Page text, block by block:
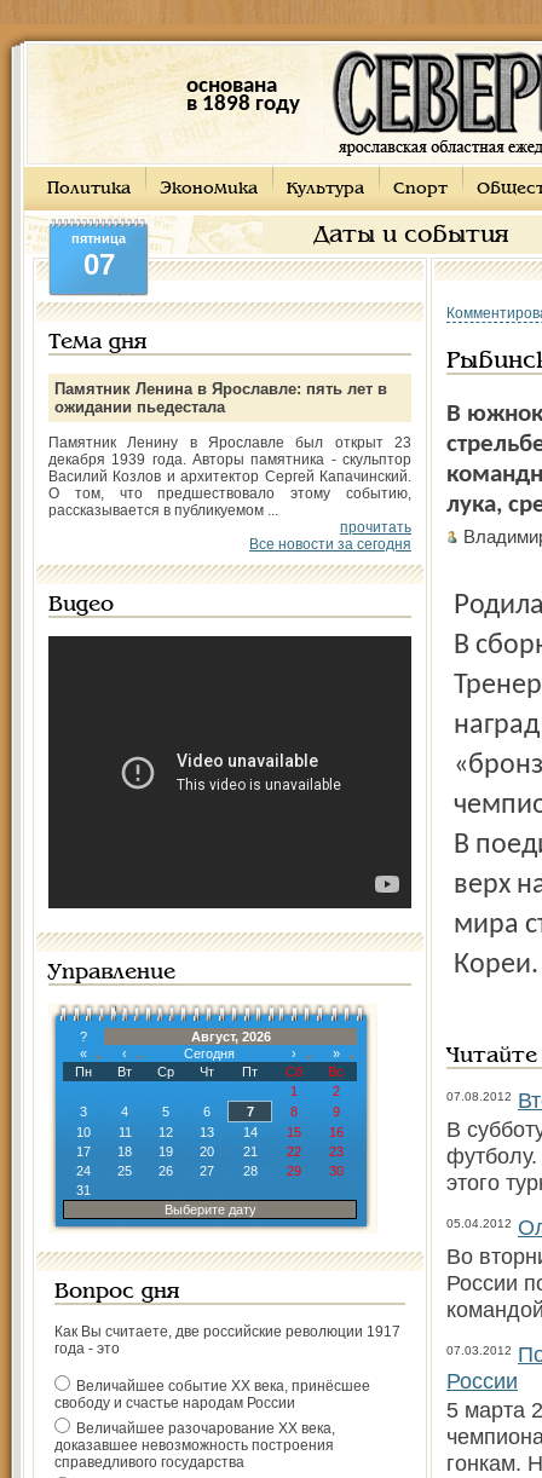
основана
в 1898 году
Политика Экономика Культура Спорт
Даты и события
пятница
07
Тема дня
Памятник Ленина в Ярославле: пять лет в
ожидании пьедестала
Памятник Ленину в Ярославле был открыт 23
декабря 1939 года. Авторы памятника - скульптор
Василий Козлов и архитектор Сергей Капачинский.
О том, что предшествовало этому событию,
рассказывается в публикуемом ...
прочитать
Все новости за сегодня
Видео
Управление
?
Август, 2026
«
‹ Сегодня ›
»
Пн
Вт Ср Чт Пт Сб
Вс
1
2
3
4 5 6 7 8
9
10
11 12 13 14 15
16
17
18 19 20 21 22
23
24
25 26 27 28 29
30
31
Выберите дату
Вопрос дня
Как Вы считаете, две российские революции 1917
года - это
Величайшее событие ХХ века, принёсшее
свободу и счастье народам России
Величайшее разочарование ХХ века,
доказавшее невозможность построения
справедливого государства
В
лука,
Родилась Татьяна в городе Рыбинске 27 января 1972 года.
В
В
верх
мира
Кореи.
07.08.2012
В
этого
05.04.2012
Во
России
07.03.2012
России
5 марта
гонкам.